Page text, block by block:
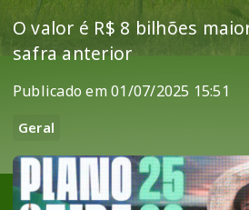
O valor é R$ 8 bilhões
safra anterior
Publicado em 01/07/2025 15:51
Geral